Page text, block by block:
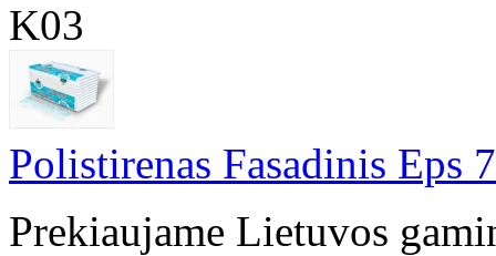
K03
Polistirenas Fasadinis Eps
Prekiaujame Lietuvos